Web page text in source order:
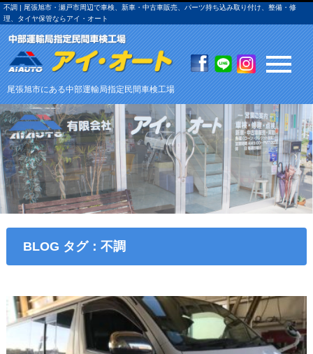
不調 | 尾張旭市・瀬戸市周辺で車検、新車・中古車販売、パーツ持ち込み取り付け、整備・修
理、タイヤ保管ならアイ・オート
尾張旭市にある中部運輸局指定民間車検工場
BLOG タグ：不調